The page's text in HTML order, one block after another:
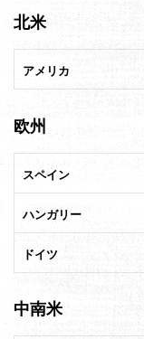
を
被
災
北米
アメリカ
欧州
スペイン
ハンガリー
ドイツ
中南米